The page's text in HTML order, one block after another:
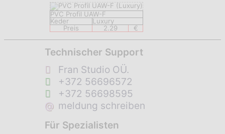
PVC Profil UAW-F
Keder
Luxury
Preis
2.29 €
Technischer Support
Fran Studio OÜ.
+372 56696572
+372 56698595
@ meldung schreiben
Für Spezialisten